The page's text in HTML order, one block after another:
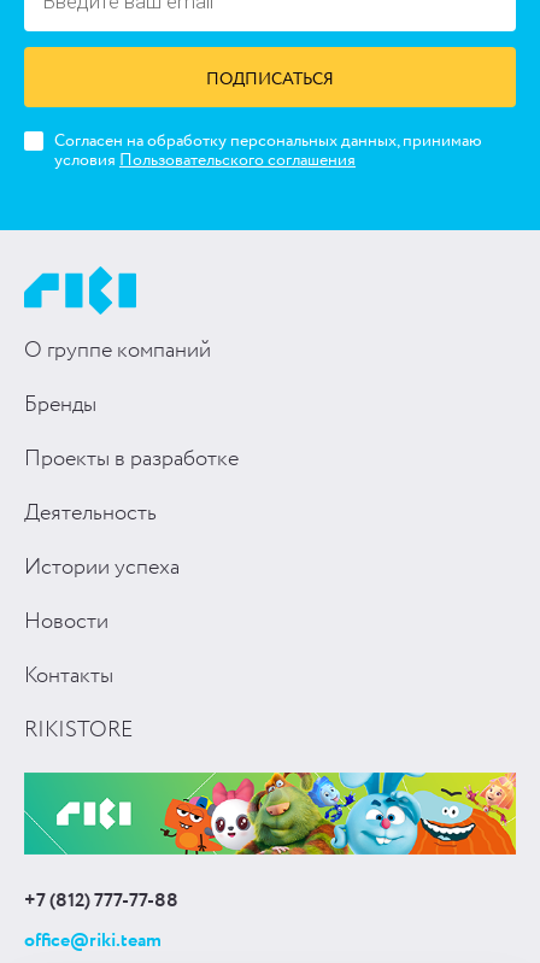
ПОДПИСАТЬСЯ
Согласен на обработку персональных данных, принимаю
условия Пользовательского соглашения
О группе компаний
Бренды
Проекты в разработке
Деятельность
Истории успеха
Новости
Контакты
RIKISTORE
+7 (812) 777-77-88
office@riki.team